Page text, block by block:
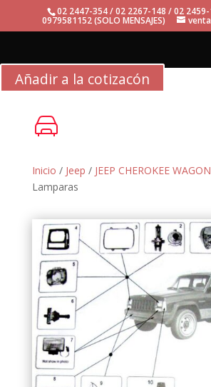
02 2447-354 / 02 2267-148 / 02 2459-
0979581152 (SOLO MENSAJES)
Añadir a la cotizacón
Inicio / Jeep / JEEP CHEROKEE
Lamparas